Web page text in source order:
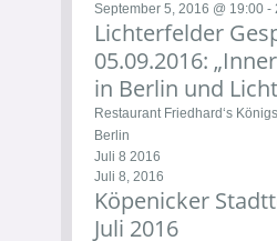
September 5, 2016 @ 19:00-
Lichterfelder
05.09.2016:
in Berlin und
Restaurant Friedhard‘s
Berlin
Juli 8 2016
Juli 8, 2016
Köpenicker
Juli 2016